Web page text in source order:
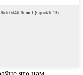
яго нам